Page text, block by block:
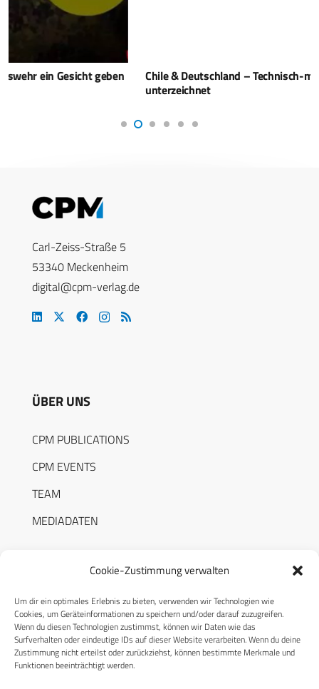
Cookie-Zustimmung verwalten
Um dir ein optimales Erlebnis zu bieten, verwenden wir Technologien wie
Cookies, um Geräteinformationen zu speichern und/oder darauf zuzugreifen.
Wenn du diesen Technologien zustimmst, können wir Daten wie das
Surfverhalten oder eindeutige IDs auf dieser Website verarbeiten. Wenn du deine
Zustimmung nicht erteilst oder zurückziehst, können bestimmte Merkmale und
Funktionen beeinträchtigt werden.
Chile & Deutschland – Technisch-militärisches Abkommen
Carl-Zeiss-Straße 5
53340 Meckenheim
digital@cpm-verlag.de
ÜBER UNS
CPM PUBLICATIONS
CPM EVENTS
TEAM
MEDIADATEN
RECHTLICHES
Datenschutzerklärung
Cookie-Richtlinie (EU)